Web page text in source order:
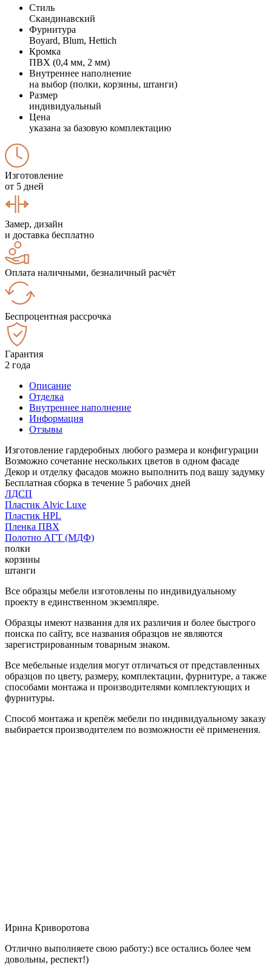
Стиль
Скандинавский
Фурнитура
Boyard, Blum, Hettich
Кромка
ПВХ (0,4 мм, 2 мм)
Внутреннее наполнение
на выбор (полки, корзины, штанги)
Размер
индивидуальный
Цена
указана за базовую комплектацию
Изготовление
от 5 дней
Замер, дизайн
и доставка бесплатно
Оплата наличными, безналичный расчёт
Беспроцентная рассрочка
Гарантия
2 года
Описание
Отделка
Внутреннее наполнение
Информация
Отзывы
Изготовление гардеробных любого размера и конфигурации
Возможно сочетание нескольких цветов в одном фасаде
Декор и отделку фасадов можно выполнить под вашу задумку
Бесплатная сборка в течение 5 рабочих дней
ЛДСП
Пластик Alvic Luxe
Пластик HPL
Пленка ПВХ
Полотно АГТ (МДФ)
полки
корзины
штанги
Все образцы мебели изготовлены по индивидуальному
проекту в единственном экземпляре.
Образцы имеют названия для их различия и более быстрого
поиска по сайту, все названия образцов не являются
зарегистрированным товарным знаком.
Все мебельные изделия могут отличаться от представленных
образцов по цвету, размеру, комплектации, фурнитуре, а также
способами монтажа и производителями комплектующих и
фурнитуры.
Способ монтажа и крепёж мебели по индивидуальному заказу
выбирается производителем по возможности её применения.
Ирина Криворотова
Отлично выполняете свою работу:) все остались более чем
довольны, респект!)